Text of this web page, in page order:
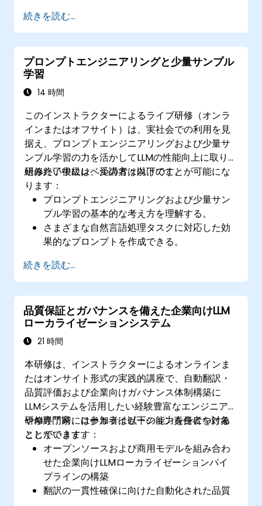
フォーマンス改善を実現する
LlamaIndexを既存のAIシステムや業務フロー
に組み込む方法を習得する
続きを読む...
プロンプトエンジニアリングと少量サンプル
学習
14 時間
このインストラクターによるライブ研修（オンラ
インまたはオフサイト）は、実社会での利用を見
据え、プロンプトエンジニアリングおよび少量サ
ンプル学習の力を活かしてLLMの性能向上に取り
組みたい中級レベルの方々向けです。
研修終了後には、受講者は以下のことが可能にな
ります：
プロンプトエンジニアリングおよび少量サン
プル学習の基本的な考え方を理解する。
さまざまな自然言語処理タスクに対応した効
果的なプロンプトを作成できる。
ための少量サンプル学習技術を活用できる。
実用場面に即した形でLLMの性能を最適化で
きる。
続きを読む...
品質保証とガバナンスを備えた企業向けLLM
ローカライゼーションシステム
21 時間
本研修は、インストラクターによるオンラインま
たはオンサイト形式の実践的講座で、自動翻訳・
品質評価および企業向けガバナンス体制構築に
LLMシステムを活用したい経験豊富なエンジニア
やAI専門家、ローカライゼーション責任者を対象
としています。
研修終了時には参加者は以下の能力を身につける
ことができます：
オープンソースおよび商用モデルを組み合わ
せた企業向けLLMローカライゼーションパイ
プラインの構築
翻訳の一貫性確保に向けた自動化された品質